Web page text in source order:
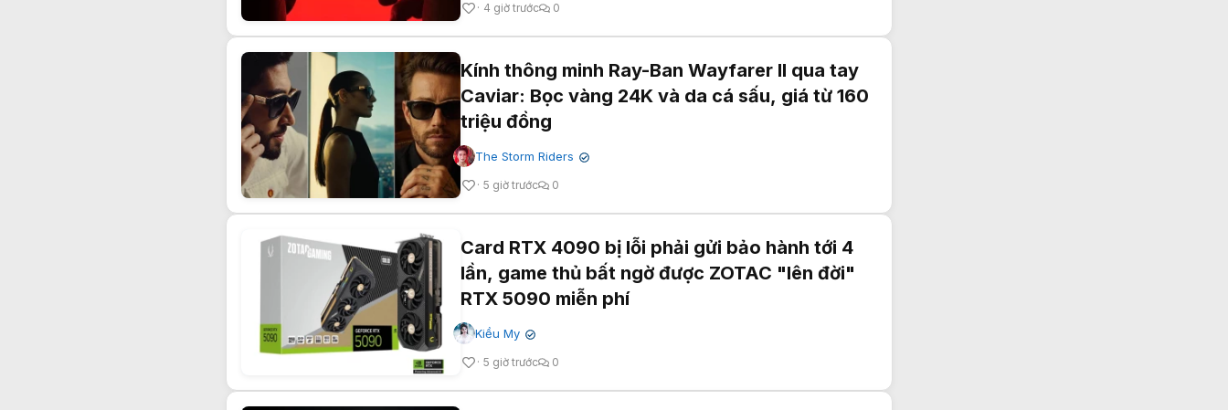
4 giờ trước 0
Kính thông minh Ray-Ban Wayfarer II qua tay
Caviar: Bọc vàng 24K và da cá sấu, giá từ 160
triệu đồng
The Storm Riders ✔
5 giờ trước 0
Card RTX 4090 bị lỗi phải gửi bảo hành tới 4
lần, game thủ bất ngờ được ZOTAC "lên đời"
RTX 5090 miễn phí
Kiều My ✔
5 giờ trước 0